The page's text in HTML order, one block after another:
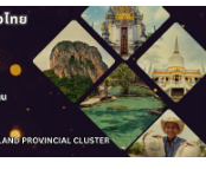
ครัฐและเอกชน
จ (กรอ.) กลุ่ม
งที่ 2/2569
ร่วมภาครัฐ
างเศรษฐกิจ
อ่าวไทย ครั้งที่